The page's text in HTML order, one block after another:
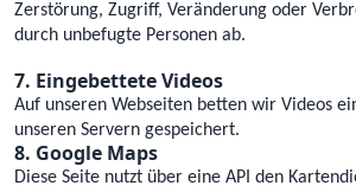
Zerstörung, Zugriff, Veränderung oder
durch unbefugte Personen ab.
7. Eingebettete Videos
Auf unseren Webseiten betten wir Videos
unseren Servern gespeichert.
8. Google Maps
Diese Seite nutzt über eine API den